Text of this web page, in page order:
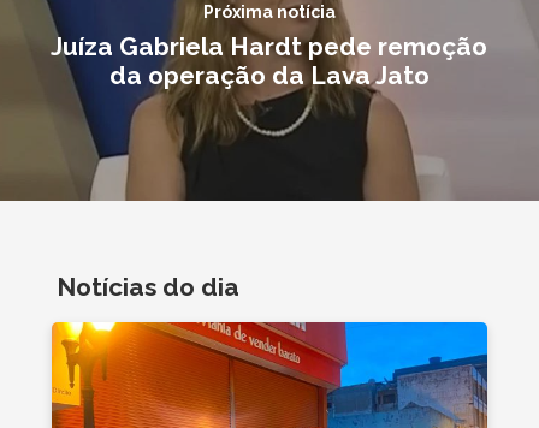
Próxima notícia
Juíza Gabriela Hardt pede remoção
da operação da Lava Jato
Notícias do dia